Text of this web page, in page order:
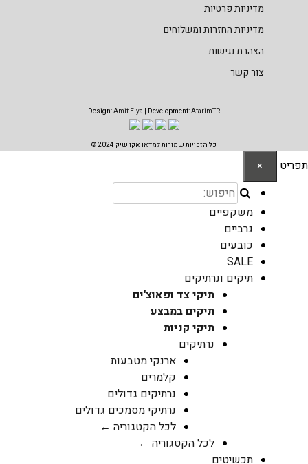
מדיניות פרטיות
מדיניות החזרות ומשלוחים
הצהרת נגישות
צור קשר
Design:Amit Elya | Development:AtarimTR
כל הזכויות שמורות למדאו אקו שיק 2024 ©
תפריט ×
משקפיים
גרביים
כובעים
SALE
תיקים ונרתיקים
תיקי צד ופאוצ'ים
תיקים במבצע
תיקי קניות
נרתיקים
ארנקי מטבעות
קלמרים
נרתיקים גדולים
נרתיקי מסמכים גדולים
לכל הקטגוריה ←
לכל הקטגוריה ←
תכשיטים